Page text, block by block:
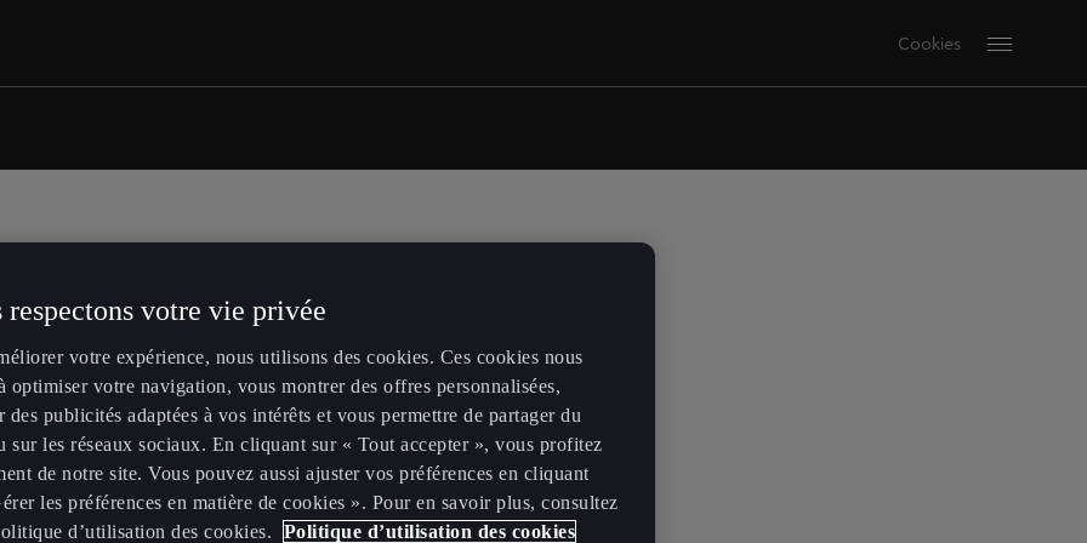
Cookies
respectons votre vie privée
votre expérience, nous utilisons des cookies. Ces cookies nous
optimiser votre navigation, vous montrer des offres personnalisées,
des publicités adaptées à vos intérêts et vous permettre de partager du
sur les réseaux sociaux. En cliquant sur « Tout accepter », vous profitez
de notre site. Vous pouvez aussi ajuster vos préférences en cliquant
les préférences en matière de cookies ». Pour en savoir plus, consultez
d’utilisation des cookies.
Politique d’utilisation des cookies